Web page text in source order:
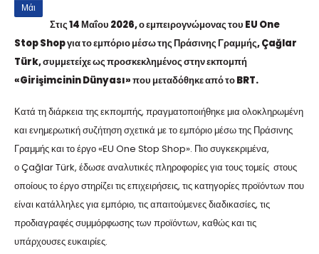
Μάι
Στις 14 Μαΐου 2026, ο εμπειρογνώμονας του EU One
Stop Shop για το εμπόριο μέσω της Πράσινης Γραμμής, Çağlar
Türk, συμμετείχε ως προσκεκλημένος στην εκπομπή
«Girişimcinin Dünyası» που μεταδόθηκε από το BRT.
Κατά τη διάρκεια της εκπομπής, πραγματοποιήθηκε μια ολοκληρωμένη
και ενημερωτική συζήτηση σχετικά με το εμπόριο μέσω της Πράσινης
Γραμμής και το έργο «EU One Stop Shop». Πιο συγκεκριμένα,
ο Çağlar Türk, έδωσε αναλυτικές πληροφορίες για τους τομείς στους
οποίους το έργο στηρίζει τις επιχειρήσεις, τις κατηγορίες προϊόντων που
είναι κατάλληλες για εμπόριο, τις απαιτούμενες διαδικασίες, τις
προδιαγραφές συμμόρφωσης των προϊόντων, καθώς και τις
υπάρχουσες ευκαιρίες.